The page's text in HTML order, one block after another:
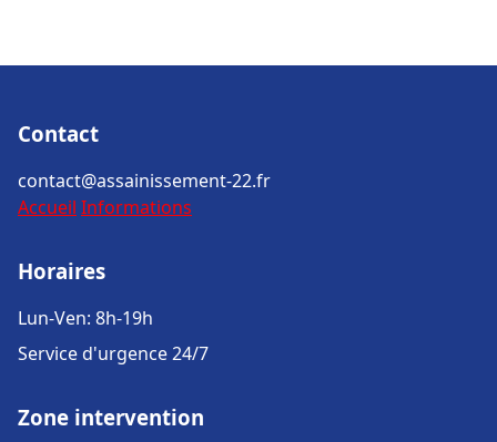
Contact
contact@assainissement-22.fr
Accueil Informations
Horaires
Lun-Ven: 8h-19h
Service d'urgence 24/7
Zone intervention